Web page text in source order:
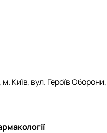
вул. Героїв